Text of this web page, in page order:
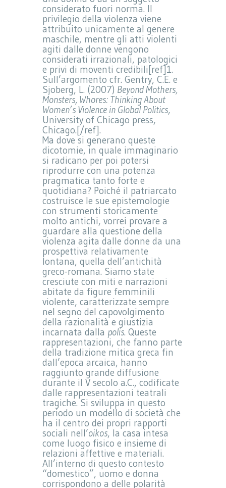
considerato fuori norma. Il
privilegio della violenza viene
attribuito unicamente al genere
maschile, mentre gli atti violenti
agiti dalle donne vengono
considerati irrazionali, patologici
e privi di moventi credibili[ref]1.
Sull’argomento cfr. Gentry, C.E. e
Sjoberg, L. (2007) Beyond Mothers,
Monsters, Whores: Thinking About
Women’s Violence in Global Politics,
University of Chicago press,
Chicago.[/ref].
Ma dove si generano queste
dicotomie, in quale immaginario
si radicano per poi potersi
riprodurre con una potenza
pragmatica tanto forte e
quotidiana? Poiché il patriarcato
costruisce le sue epistemologie
con strumenti storicamente
molto antichi, vorrei provare a
guardare alla questione della
violenza agita dalle donne da una
prospettiva relativamente
lontana, quella dell’antichità
greco-romana. Siamo state
cresciute con miti e narrazioni
abitate da figure femminili
violente, caratterizzate sempre
nel segno del capovolgimento
della razionalità e giustizia
incarnata dalla polis. Queste
rappresentazioni, che fanno parte
della tradizione mitica greca fin
dall’epoca arcaica, hanno
raggiunto grande diffusione
durante il V secolo a.C., codificate
dalle rappresentazioni teatrali
tragiche. Si sviluppa in questo
periodo un modello di società che
ha il centro dei propri rapporti
sociali nell’oikos, la casa intesa
come luogo fisico e insieme di
relazioni affettive e materiali.
All’interno di questo contesto
“domestico”, uomo e donna
corrispondono a delle polarità